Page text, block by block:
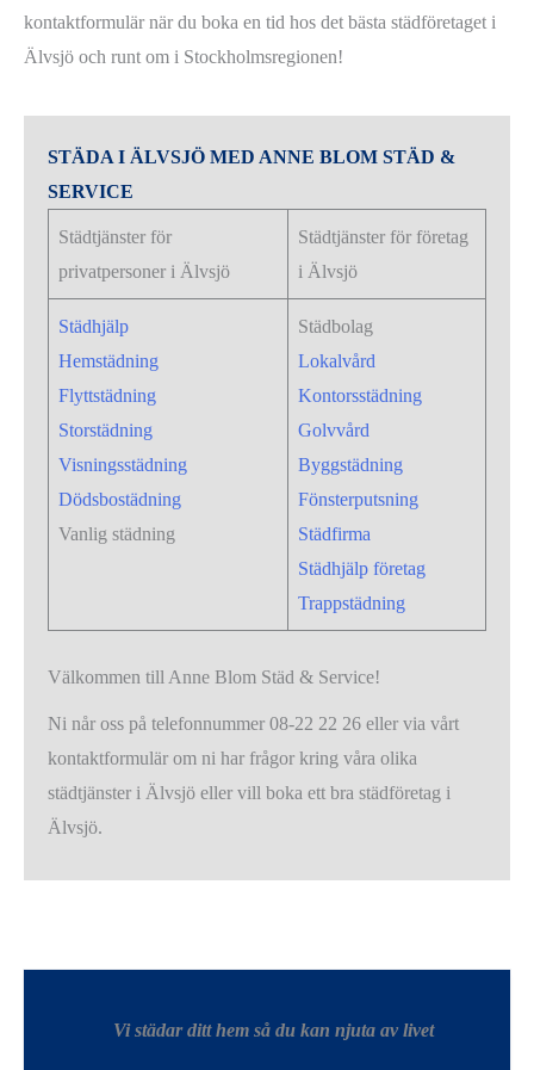
kontaktformulär när du boka en tid hos det bästa städföretaget i
Älvsjö och runt om i Stockholmsregionen!
STÄDA I ÄLVSJÖ MED ANNE BLOM STÄD &
SERVICE
Städtjänster för
privatpersoner i Älvsjö
Städtjänster för företag
i Älvsjö
Städhjälp
Hemstädning
Flyttstädning
Storstädning
Visningsstädning
Dödsbostädning
Vanlig städning
Städbolag
Lokalvård
Kontorsstädning
Golvvård
Byggstädning
Fönsterputsning
Städfirma
Städhjälp företag
Trappstädning
Välkommen till Anne Blom Städ & Service!
Ni når oss på telefonnummer 08-22 22 26 eller via vårt
kontaktformulär om ni har frågor kring våra olika
städtjänster i Älvsjö eller vill boka ett bra städföretag i
Älvsjö.
Vi städar ditt hem så du kan njuta av livet